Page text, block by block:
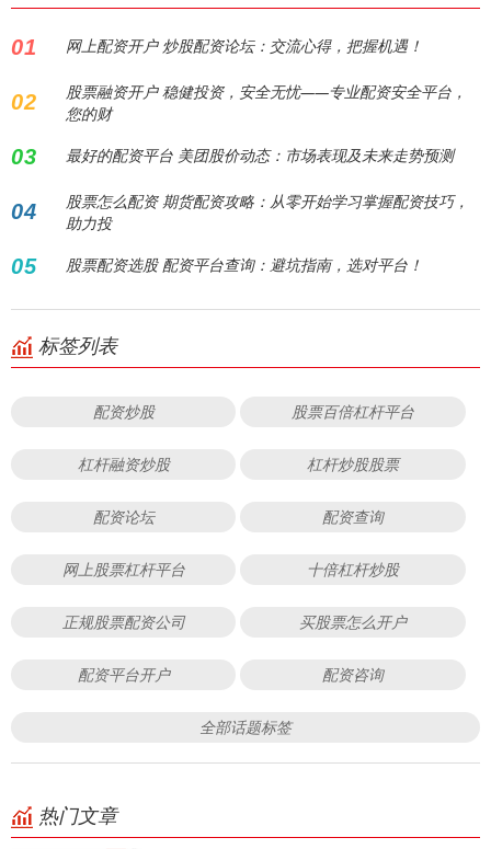
01 网上配资开户 炒股配资论坛：交流心得，把握机遇！
02
股票融资开户 稳健投资，安全无忧——专业配资安全平台，
您的财
03 最好的配资平台 美团股价动态：市场表现及未来走势预测
04
股票怎么配资 期货配资攻略：从零开始学习掌握配资技巧，
助力投
05 股票配资选股 配资平台查询：避坑指南，选对平台！
标签列表
配资炒股 股票百倍杠杆平台
杠杆融资炒股 杠杆炒股股票
配资论坛 配资查询
网上股票杠杆平台 十倍杠杆炒股
正规股票配资公司 买股票怎么开户
配资平台开户 配资咨询
全部话题标签
热门文章